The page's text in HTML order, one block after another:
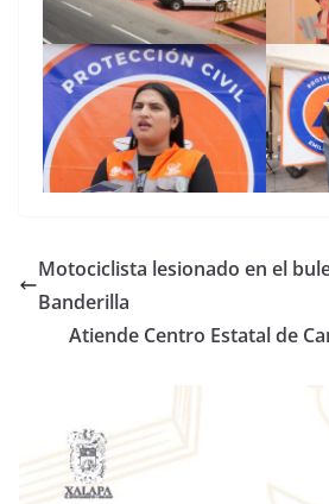
Motociclista lesionado en el
Banderilla
Atiende Centro Estatal de